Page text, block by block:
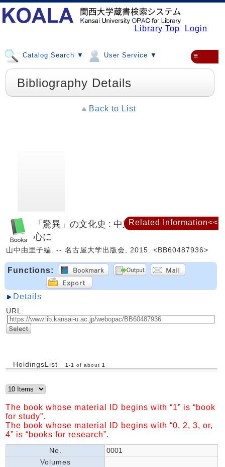
Library Top Login
Catalog Search ▼ User Service ▼ ≡
Bibliography Details
Back to List
「驚異」の文化史 : 中東とヨーロッパを中
心に
山中由里子編. -- 名古屋大学出版会, 2015. <BB60487936>
Functions:
Details
URL:
HoldingsList 1 -1 of about 1
The book whose material ID begins with “1” is “book
for study”.
The book whose material ID begins with “0, 2, 3, or,
4” is “books for research”.
No.
0001
Volumes
Related Information<<